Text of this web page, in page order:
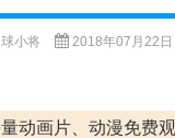
小将
2018年07月22
动画片、动漫免费